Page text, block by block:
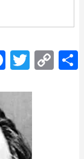
F
a
c
e
b
T
w
itt
er
C
o